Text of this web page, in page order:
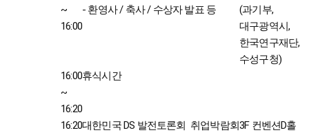
~
16:00
- 환영사 / 축사 / 수상자 발표 등
(과기부,
대구광역시,
한국연구재단,
수성구청)
16:00
~
16:20
휴식시간
16:20대한민국 DS 발전토론회 취업박람회3F 컨벤션D홀